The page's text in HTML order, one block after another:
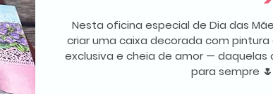
Nesta oficina especial de Dia das
criar uma caixa decorada com
exclusiva e cheia de amor — daquelas
para sempre 🌷